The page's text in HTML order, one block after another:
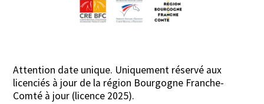
Attention date unique. Uniquement réservé aux
licenciés à jour de la région Bourgogne Franche-
Comté à jour (licence 2025).